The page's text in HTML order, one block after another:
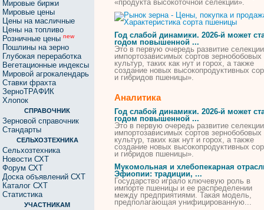
Мировые биржи
Мировые цены
Цены на масличные
Цены на топливо
Розничные цены new
Пошлины на зерно
Глубокая переработка
Вегетационные индексы
Мировой агрокалендарь
Ставки фрахта
ЗерноТРАФИК
Хлопок
СПРАВОЧНИК
Зерновой справочник
Стандарты
СЕЛЬХОЗТЕХНИКА
Сельхозтехника
Новости СХТ
Форум СХТ
Доска объявлений СХТ
Каталог СХТ
Статистика
УЧАСТНИКАМ
«продукта высокоточной селекции».
Год слабой динамики. 2026-й может
годом повышенной ...
Это в первую очередь развитие селекции
импортозависимых сортов зернобобовых
культур, таких как нут и горох, а также
создание новых высокопродуктивных
и гибридов пшеницы».
Аналитика
Год слабой динамики. 2026-й может
годом повышенной ...
Это в первую очередь развитие селекции
импортозависимых сортов зернобобовых
культур, таких как нут и горох, а также
создание новых высокопродуктивных
и гибридов пшеницы».
Мукомольная и хлебопекарная
Эфиопии: традиции, ...
Государство играло ключевую роль в
импорте пшеницы и ее распределении
между предприятиями. Такая модель,
предполагающая унифицированную...